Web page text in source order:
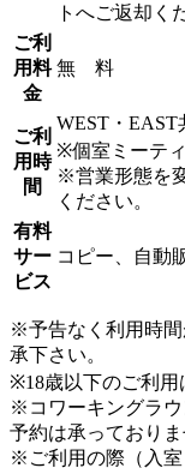
トへご返却く
ご利
用料
金
無 料
ご利
用時
間
WEST・EAST
※個室ミーテ
※営業形態を
ください。
有料
サー
ビス
コピー、自動
※予告なく利用時間
承下さい。
※18歳以下のご利用
※コワーキングラ
予約は承っておりま
※ご利用の際（入室